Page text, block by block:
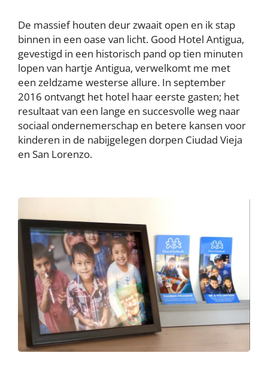
De massief houten deur zwaait open en ik stap
binnen in een oase van licht. Good Hotel Antigua,
gevestigd in een historisch pand op tien minuten
lopen van hartje Antigua, verwelkomt me met
een zeldzame westerse allure. In september
2016 ontvangt het hotel haar eerste gasten; het
resultaat van een lange en succesvolle weg naar
sociaal ondernemerschap en betere kansen voor
kinderen in de nabijgelegen dorpen Ciudad Vieja
en San Lorenzo.